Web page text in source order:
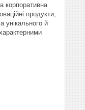
корпоративна
продукти,
унікального й